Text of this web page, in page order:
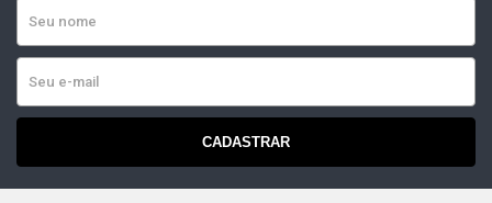
VECTRA ELEGANCE SEDAN 2.0 8V FLEXPOWER FLEX
(2006 - 2011)
VECTRA ELITE SEDAN 2.0 8V FLEXPOWER FLEX (2008 -
2011)
CADASTRAR